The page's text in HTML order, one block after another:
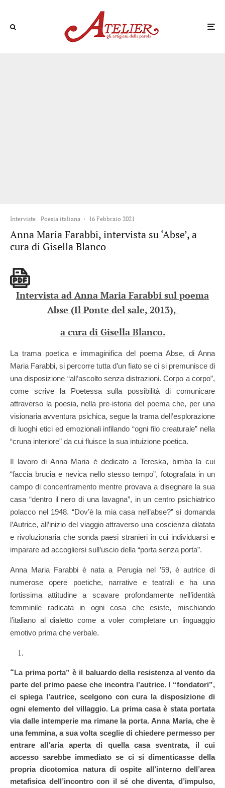
Interviste Poesia italiana · 16 Febbraio 2021
Anna Maria Farabbi, intervista su ‘Abse’, a
cura di Gisella Blanco
Intervista ad Anna Maria Farabbi sul poema
Abse (Il Ponte del sale, 2013),
a cura di Gisella Blanco.
La trama poetica e immaginifica del poema Abse, di Anna
Maria Farabbi, si percorre tutta d’un fiato se ci si premunisce di
una disposizione “all’ascolto senza distrazioni. Corpo a corpo”,
come scrive la Poetessa sulla possibilità di comunicare
attraverso la poesia, nella pre-istoria del poema che, per una
visionaria avventura psichica, segue la trama dell’esplorazione
di luoghi etici ed emozionali infilando “ogni filo creaturale” nella
“cruna interiore” da cui fluisce la sua intuizione poetica.
Il lavoro di Anna Maria è dedicato a Tereska, bimba la cui
“faccia brucia e nevica nello stesso tempo”, fotografata in un
campo di concentramento mentre provava a disegnare la sua
casa “dentro il nero di una lavagna”, in un centro psichiatrico
polacco nel 1948. “Dov’è la mia casa nell’abse?” si domanda
l’Autrice, all’inizio del viaggio attraverso una coscienza dilatata
e rivoluzionaria che sonda paesi stranieri in cui individuarsi e
imparare ad accogliersi sull’uscio della “porta senza porta”.
Anna Maria Farabbi è nata a Perugia nel ’59, è autrice di
numerose opere poetiche, narrative e teatrali e ha una
fortissima attitudine a scavare profondamente nell’identità
femminile radicata in ogni cosa che esiste, mischiando
l’italiano al dialetto come a voler completare un linguaggio
emotivo prima che verbale.
“La prima porta” è il baluardo della resistenza al vento da
parte del primo paese che incontra l’autrice. I “fondatori”,
ci spiega l’autrice, scelgono con cura la disposizione di
ogni elemento del villaggio. La prima casa è stata portata
via dalle intemperie ma rimane la porta. Anna Maria, che è
una femmina, a sua volta sceglie di chiedere permesso per
entrare all’aria aperta di quella casa sventrata, il cui
accesso sarebbe immediato se ci si dimenticasse della
propria dicotomica natura di ospite all’interno dell’area
metafisica dell’incontro con il sé che diventa, d’impulso,